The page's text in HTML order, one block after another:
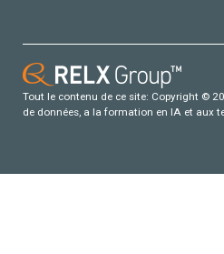
Tout le contenu de ce site: Copyright ©
de données, a la formation en IA et aux